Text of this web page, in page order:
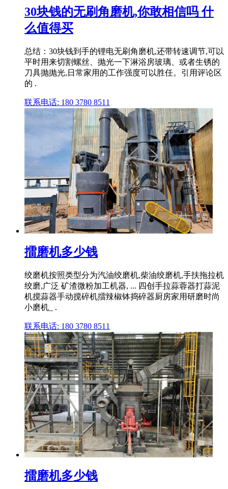
30块钱的无刷角磨机,你敢相信吗 什
么值得买
总结：30块钱到手的锂电无刷角磨机,还带转速调节,可以
平时用来切割螺丝、抛光一下淋浴房玻璃、或者生锈的
刀具抛抛光,日常家用的工作强度可以胜任。引用评论区
的 .
联系电话: 180 3780 8511
擂磨机多少钱
绞磨机按照类型分为汽油绞磨机,柴油绞磨机,手扶拖拉机
绞磨,广泛 矿渣微粉加工机器, ... 四创手拉蒜蓉器打蒜泥
机搅蒜器手动搅碎机擂辣椒钵捣碎器厨房家用研磨时尚
小磨机_ .
联系电话: 180 3780 8511
擂磨机多少钱